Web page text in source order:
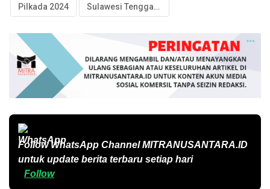
Pilkada 2024 Sulawesi Tenggara
Follow WhatsApp ChannelMITRANUSANTARA.ID
untuk update berita terbaru setiap hari
Follow